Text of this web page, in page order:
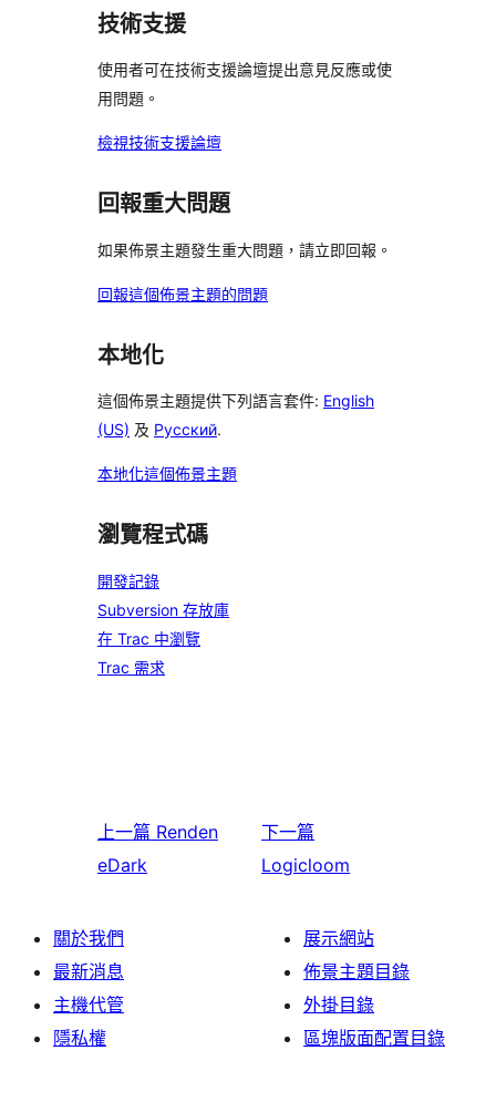
論
評
論
用
者
評
論
使
者
評
技術支援
使用者可在技術支援論壇提出意見反應或使
用問題。
檢視技術支援論壇
回報重大問題
如果佈景主題發生重大問題，請立即回報。
回報這個佈景主題的問題
本地化
這個佈景主題提供下列語言套件: English
(US) 及 Русский.
本地化這個佈景主題
瀏覽程式碼
開發記錄
Subversion 存放庫
在 Trac 中瀏覽
Trac 需求
上一篇 Renden
eDark
下一篇
Logicloom
關於我們
最新消息
主機代管
隱私權
展示網站
佈景主題目錄
外掛目錄
區塊版面配置目錄